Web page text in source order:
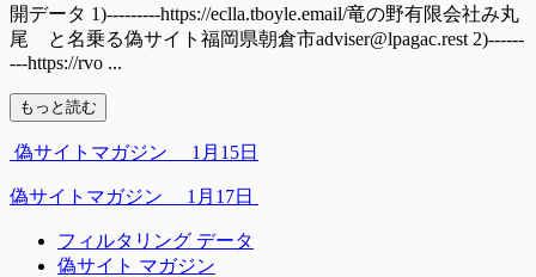
開データ 1)---------https://eclla.tboyle.email/竜の野有限会社み丸
尾 と名乗る偽サイト福岡県朝倉市adviser@lpagac.rest 2)------
---https://rvo ...
もっと読む
偽サイトマガジン 1月15日
偽サイトマガジン 1月17日
フィルタリング データ
偽サイト マガジン